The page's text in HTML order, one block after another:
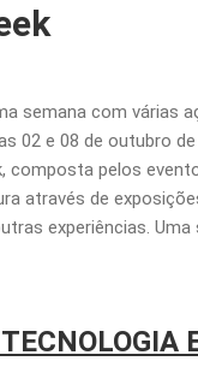
semana com várias
02 e 08 de outubro
composta pelos
através de
experiências.